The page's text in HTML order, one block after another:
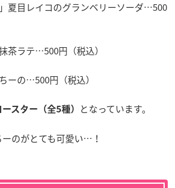
夏目レイコのグランベリーソーダ…500
茶ラテ…500円（税込）
ーの…500円（税込）
スター（全5種） となっています。
のがとても可愛い…！